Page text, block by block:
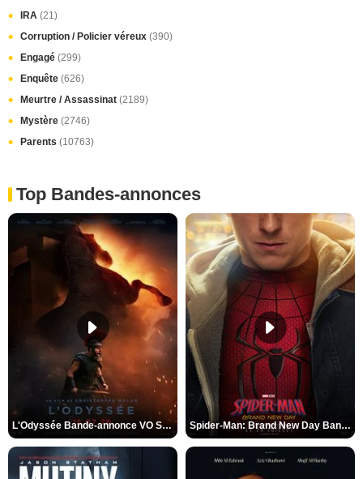
IRA (21)
Corruption / Policier véreux (390)
Engagé (299)
Enquête (626)
Meurtre / Assassinat (2189)
Mystère (2746)
Parents (10763)
Top Bandes-annonces
L'Odyssée Bande-annonce VO STFR Spider-Man: Brand New Day Bande-annonce VO STFR